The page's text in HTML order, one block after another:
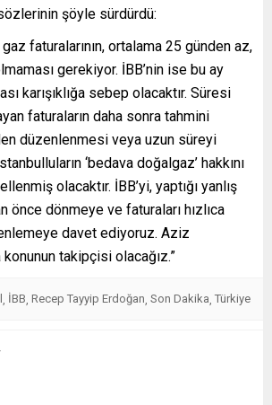
şöyle sürdürdü:
faturalarının, ortalama 25 günden az,
gerekiyor. İBB’nin ise bu ay
karışıklığa sebep olacaktır. Süresi
faturaların daha sonra tahmini
düzenlenmesi veya uzun süreyi
‘bedava doğalgaz’ hakkını
olacaktır. İBB’yi, yaptığı yanlış
önce dönmeye ve faturaları hızlıca
davet ediyoruz. Aziz
konunun takipçisi olacağız.”
İBB Recep Tayyip Erdoğan Son Dakika Türkiye